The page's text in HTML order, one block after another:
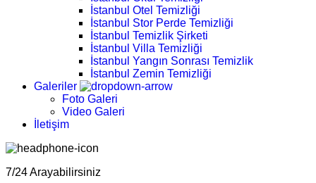
İstanbul Otel Temizliği
İstanbul Stor Perde Temizliği
İstanbul Temizlik Şirketi
İstanbul Villa Temizliği
İstanbul Yangın Sonrası Temizlik
İstanbul Zemin Temizliği
Galeriler
Foto Galeri
Video Galeri
İletişim
7/24 Arayabilirsiniz